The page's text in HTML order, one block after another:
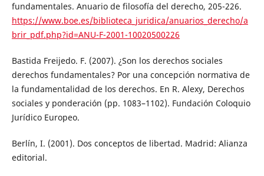
fundamentales. Anuario de filosofía del derecho, 205-226.
https://www.boe.es/biblioteca_juridica/anuarios_derecho/a
brir_pdf.php?id=ANU-F-2001-10020500226
Bastida Freijedo. F. (2007). ¿Son los derechos sociales
derechos fundamentales? Por una concepción normativa de
la fundamentalidad de los derechos. En R. Alexy, Derechos
sociales y ponderación (pp. 1083–1102). Fundación Coloquio
Jurídico Europeo.
Berlín, I. (2001). Dos conceptos de libertad. Madrid: Alianza
editorial.